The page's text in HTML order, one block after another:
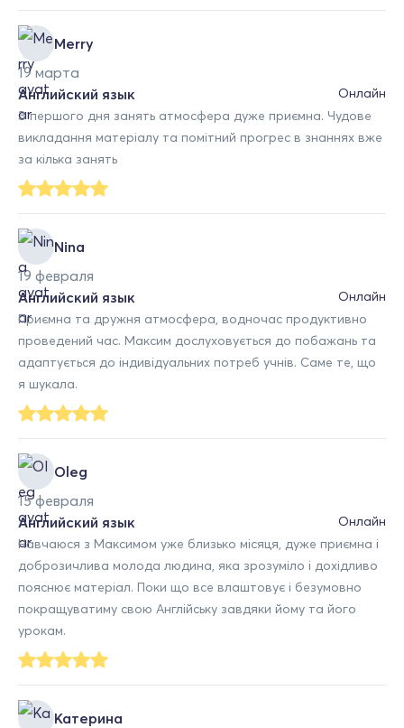
Merry
19 марта
Онлайн
Английский язык
З першого дня занять атмосфера дуже приємна. Чудове
викладання матеріалу та помітний прогрес в знаннях вже
за кілька занять
Nina
19 февраля
Онлайн
Английский язык
Приємна та дружня атмосфера, водночас продуктивно
проведений час. Максим дослуховується до побажань та
адаптується до індивідуальних потреб учнів. Саме те, що
я шукала.
Oleg
15 февраля
Онлайн
Английский язык
Навчаюся з Максимом уже близько місяця, дуже приємна і
доброзичлива молода людина, яка зрозуміло і дохідливо
пояснює матеріал. Поки що все влаштовує і безумовно
покращуватиму свою Англійську завдяки йому та його
урокам.
Катерина